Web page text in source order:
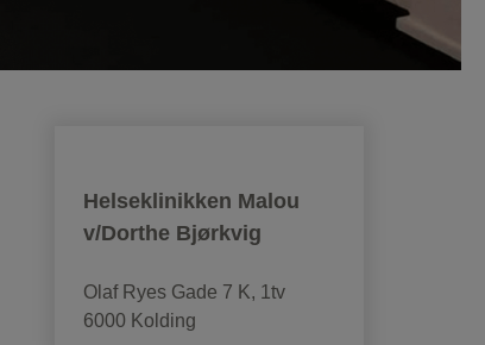
Helseklinikken Malou
v/Dorthe Bjørkvig
Olaf Ryes Gade 7 K, 1tv
6000 Kolding